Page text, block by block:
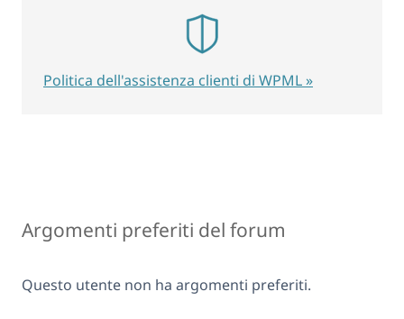
Argomenti preferiti del forum
Questo utente non ha argomenti preferiti.
Politica dell'assistenza clienti di WPML »